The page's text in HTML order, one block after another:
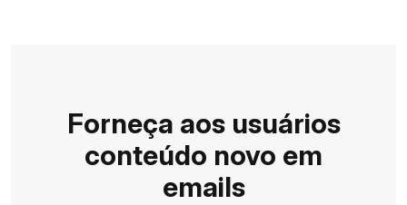
Forneça aos usuários
conteúdo novo em
emails